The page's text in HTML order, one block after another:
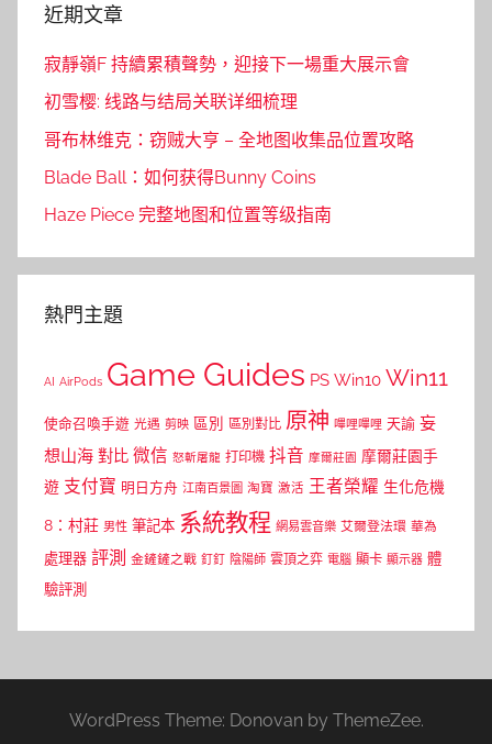
近期文章
寂靜嶺F 持續累積聲勢，迎接下一場重大展示會
初雪樱: 线路与结局关联详细梳理
哥布林维克：窃贼大亨 – 全地图收集品位置攻略
Blade Ball：如何获得Bunny Coins
Haze Piece 完整地图和位置等级指南
熱門主題
AI AirPods Game Guides PS Win10 Win11
使命召喚手遊 光遇 剪映 區別 區別對比 原神 嗶哩嗶哩 天諭 妄
想山海 對比 微信 怒斬屠龍 打印機 抖音 摩爾莊園 摩爾莊園手
遊 支付寶 明日方舟 江南百景圖 淘寶 激活 王者榮耀 生化危機
8：村莊 男性 筆記本 系統教程 網易雲音樂 艾爾登法環 華為
處理器 評測 金鏟鏟之戰 釘釘 陰陽師 雲頂之弈 電腦 顯卡 顯示器 體
驗評測
WordPress Theme: Donovan by ThemeZee.